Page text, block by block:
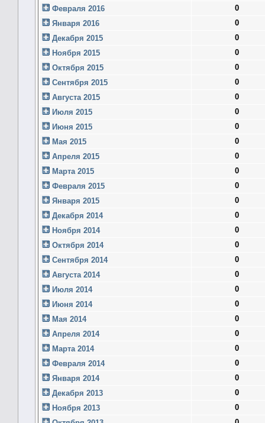
Февраля 2016
0
Января 2016
0
Декабря 2015
0
Ноября 2015
0
Октября 2015
0
Сентября 2015
0
Августа 2015
0
Июля 2015
0
Июня 2015
0
Мая 2015
0
Апреля 2015
0
Марта 2015
0
Февраля 2015
0
Января 2015
0
Декабря 2014
0
Ноября 2014
0
Октября 2014
0
Сентября 2014
0
Августа 2014
0
Июля 2014
0
Июня 2014
0
Мая 2014
0
Апреля 2014
0
Марта 2014
0
Февраля 2014
0
Января 2014
0
Декабря 2013
0
Ноября 2013
0